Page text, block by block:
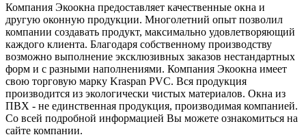
Компания Экоокна предоставляет качественные окна и
другую оконную продукции. Многолетний опыт позволил
компании создавать продукт, максимально удовлетворяющий
каждого клиента. Благодаря собственному производству
возможно выполнение эксклюзивных заказов нестандартных
форм и с разными наполнениями. Компания Экоокна имеет
свою торговую марку Kraspan PVC. Вся продукция
производится из экологически чистых материалов. Окна из
ПВХ - не единственная продукция, производимая компанией.
Со всей подробной информацией Вы можете ознакомиться на
сайте компании.